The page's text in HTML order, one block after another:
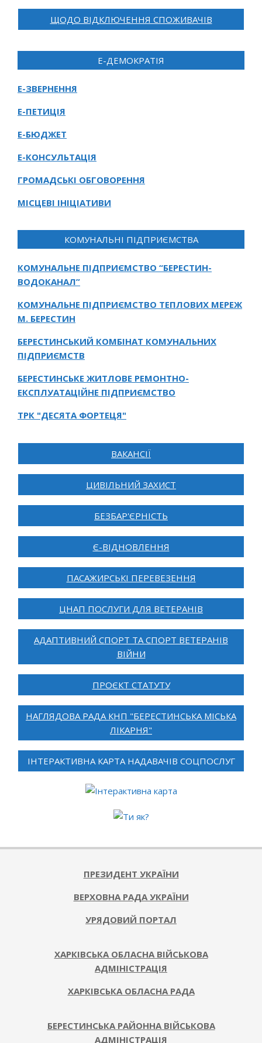
ЩОДО ВІДКЛЮЧЕННЯ СПОЖИВАЧІВ
Е-ДЕМОКРАТІЯ
Е-ЗВЕРНЕННЯ
Е-ПЕТИЦІЯ
Е-БЮДЖЕТ
Е-КОНСУЛЬТАЦІЯ
ГРОМАДСЬКІ ОБГОВОРЕННЯ
МІСЦЕВІ ІНІЦІАТИВИ
КОМУНАЛЬНІ ПІДПРИЄМСТВА
КОМУНАЛЬНЕ ПІДПРИЄМСТВО “БЕРЕСТИН-
ВОДОКАНАЛ”
КОМУНАЛЬНЕ ПІДПРИЄМСТВО ТЕПЛОВИХ МЕРЕЖ
М. БЕРЕСТИН
БЕРЕСТИНСЬКИЙ КОМБІНАТ КОМУНАЛЬНИХ
ПІДПРИЄМСТВ
БЕРЕСТИНСЬКЕ ЖИТЛОВЕ РЕМОНТНО-
ЕКСПЛУАТАЦІЙНЕ ПІДПРИЄМСТВО
ТРК "ДЕСЯТА ФОРТЕЦЯ"
ВАКАНСІЇ
ЦИВІЛЬНИЙ ЗАХИСТ
БЕЗБАР'ЄРНІСТЬ
Є-ВІДНОВЛЕННЯ
ПАСАЖИРСЬКІ ПЕРЕВЕЗЕННЯ
ЦНАП ПОСЛУГИ ДЛЯ ВЕТЕРАНІВ
АДАПТИВНИЙ СПОРТ ТА СПОРТ ВЕТЕРАНІВ
ВІЙНИ
ПРОЄКТ СТАТУТУ
НАГЛЯДОВА РАДА КНП "БЕРЕСТИНСЬКА МІСЬКА
ЛІКАРНЯ"
ІНТЕРАКТИВНА КАРТА НАДАВАЧІВ СОЦПОСЛУГ
ПРЕЗИДЕНТ УКРАЇНИ
ВЕРХОВНА РАДА УКРАЇНИ
УРЯДОВИЙ ПОРТАЛ
ХАРКІВСЬКА ОБЛАСНА ВІЙСЬКОВА
АДМІНІСТРАЦІЯ
ХАРКІВСЬКА ОБЛАСНА РАДА
БЕРЕСТИНСЬКА РАЙОННА ВІЙСЬКОВА
АДМІНІСТРАЦІЯ